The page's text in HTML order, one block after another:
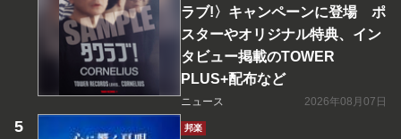
ラブ!〉キャンペーンに登場 ポ
スターやオリジナル特典、イン
タビュー掲載のTOWER
PLUS+配布など
ニュース 2026年08月07日
邦楽